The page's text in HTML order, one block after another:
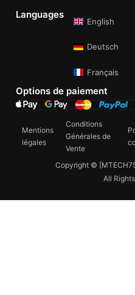
Languages
English
Deutsch
Français
Options de paiement
Copyright ©
All
Mentions
légales
Conditions
Générales de
Vente